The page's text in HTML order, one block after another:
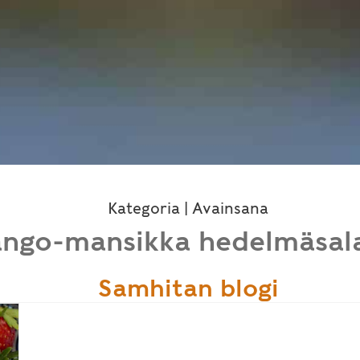
Kategoria | Avainsana
mansikka
Samhitan blogi